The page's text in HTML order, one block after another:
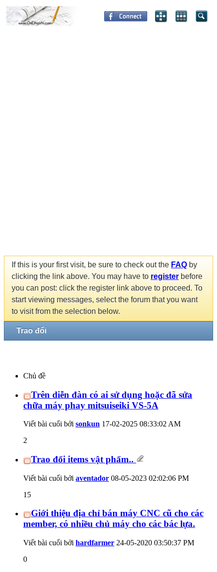
If this is your first visit, be sure to check out the FAQ by
clicking the link above. You may have to register before
you can post: click the register link above to proceed. To
start viewing messages, select the forum that you want
to visit from the selection below.
Trao đổi
Chủ đề
Trên diễn đàn có ai sử dụng hoặc đã sửa
chữa máy phay mitsuiseiki VS-5A
Viết bài cuối bởi sonkun 17-02-2025 08:33:02 AM
2
Trao đổi items vật phẩm..
Viết bài cuối bởi aventador 08-05-2023 02:02:06 PM
15
Giới thiệu địa chỉ bán máy CNC cũ cho các
member, có nhiều chủ máy cho các bác lựa.
Viết bài cuối bởi hardfarmer 24-05-2020 03:50:37 PM
0